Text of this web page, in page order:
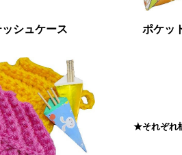
シュケース ポケッ
★それぞれ